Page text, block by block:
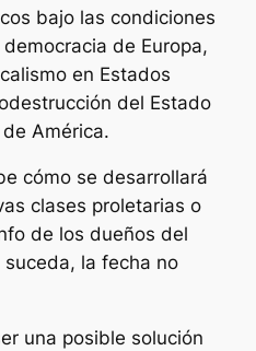
bajo las condiciones
de Europa,
en Estados
del Estado
América.
cómo se desarrollará
clases proletarias o
de los dueños del
la fecha no
una posible solución